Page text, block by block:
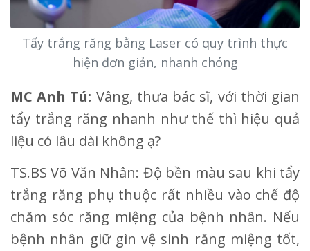
Tẩy trắng răng bằng Laser có quy trình thực
hiện đơn giản, nhanh chóng
MC Anh Tú: Vâng, thưa bác sĩ, với thời gian
tẩy trắng răng nhanh như thế thì hiệu quả
liệu có lâu dài không ạ?
TS.BS Võ Văn Nhân: Độ bền màu sau khi tẩy
trắng răng phụ thuộc rất nhiều vào chế độ
chăm sóc răng miệng của bệnh nhân. Nếu
bệnh nhân giữ gìn vệ sinh răng miệng tốt,